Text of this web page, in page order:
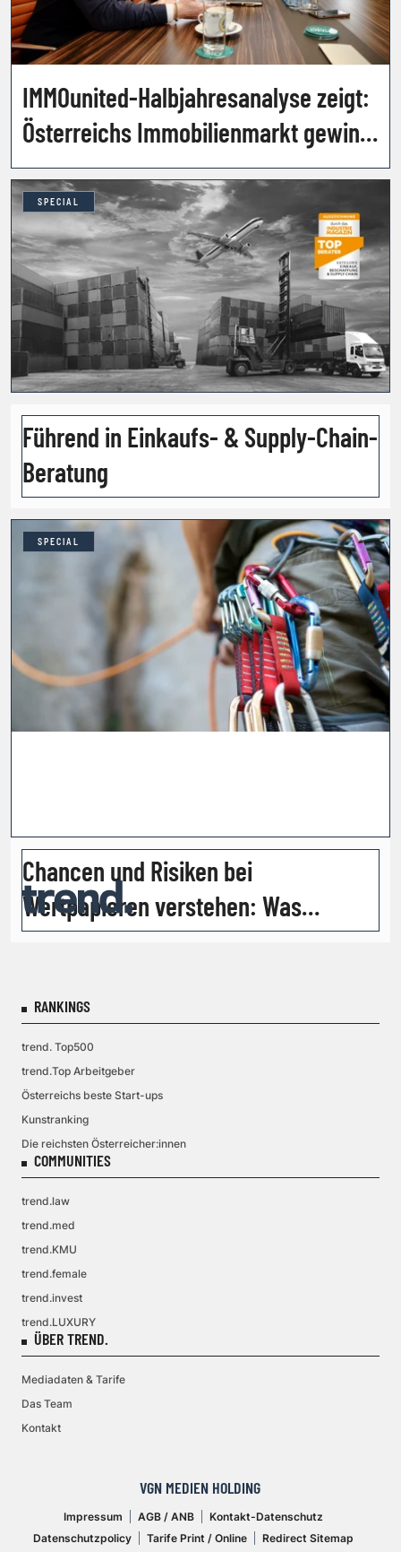
IMMOunited-Halbjahresanalyse zeigt:
Österreichs Immobilienmarkt gewinnt
weiter an Fahrt
SPECIAL
Führend in Einkaufs- & Supply-Chain-
Beratung
SPECIAL
Chancen und Risiken bei
Wertpapieren verstehen: Was
Anleger wirklich wissen sollten
RANKINGS
trend. Top500
trend.Top Arbeitgeber
Österreichs beste Start-ups
Kunstranking
Die reichsten Österreicher:innen
COMMUNITIES
trend.law
trend.med
trend.KMU
trend.female
trend.invest
trend.LUXURY
ÜBER TREND.
Mediadaten & Tarife
Das Team
Kontakt
VGN MEDIEN HOLDING
Impressum AGB / ANB
Kontakt-Datenschutz
Datenschutzpolicy
Tarife Print / Online Redirect Sitemap